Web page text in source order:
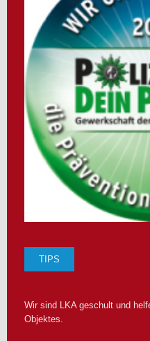
TIPS
Wir sind LKA geschult und
Objektes.